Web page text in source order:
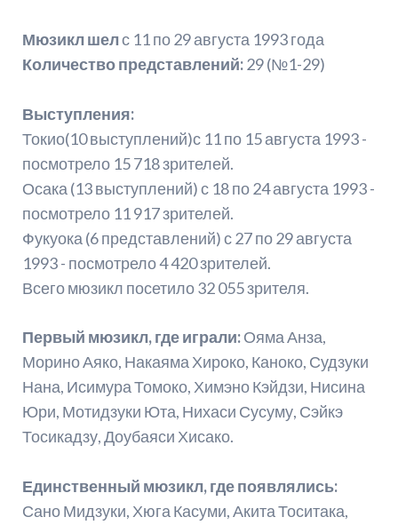
Мюзикл шелс 11 по 29 августа 1993 года
Количество представлений:29 (№1-29)
Выступления:
Токио(10 выступлений)с 11 по 15 августа 1993 -
посмотрело 15 718 зрителей.
Осака (13 выступлений) с 18 по 24 августа 1993 -
посмотрело 11 917 зрителей.
Фукуока (6 представлений) с 27 по 29 августа
1993 - посмотрело 4 420 зрителей.
Всего мюзикл посетило 32 055 зрителя.
Первый мюзикл, где играли:Ояма Анза,
Морино Аяко, Накаяма Хироко, Каноко, Судзуки
Нана, Исимура Томоко, Химэно Кэйдзи, Нисина
Юри, Мотидзуки Юта, Нихаси Сусуму, Сэйкэ
Тосикадзу, Доубаяси Хисако.
Единственный мюзикл, где появлялись:
Сано Мидзуки, Хюга Касуми, Акита Тоситака,